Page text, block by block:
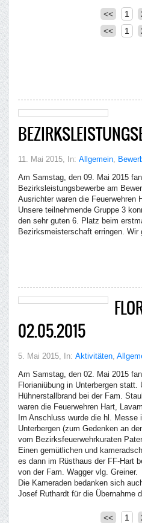
<< 1
<<
1
11. Mai 2015, In: Allgemein,
Am Samstag, den 09. Mai 2015
Bezirksleistungsbewerbe am
Ausrichter waren die Feuerwehren
Unsere teilnehmende Gruppe 3
den sehr guten 6. Platz beim
Bezirksmeisterschaft erringen. Wir
02.05.2015
5. Mai 2015, In: Aktivitäten,
Am Samstag, den 02. Mai 2015
Florianiübung in Unterbergen statt.
Hühnerstallbrand bei der Fam.
waren die Feuerwehren Hart,
Im Anschluss wurde die hl. Messe
Unterbergen (zum Gedenken an
vom Bezirksfeuerwehrkuraten
Einen gemütlichen und
es dann im Rüsthaus der FF-Hart
von der Fam. Wagger vlg. Greiner.
Die Kameraden bedanken sich
Josef Ruthardt für die Übernahme
<< 1